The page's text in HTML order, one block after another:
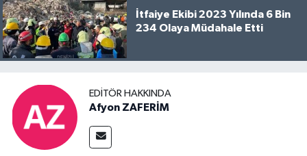
İtfaiye Ekibi 2023 Yılında 6 Bin
234 Olaya Müdahale Etti
EDITÖR HAKKINDA
Afyon ZAFERİM